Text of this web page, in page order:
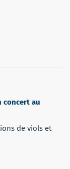
concert au
de viols et